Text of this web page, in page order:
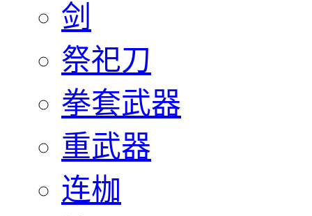
剑
祭祀刀
拳套武器
重武器
连枷